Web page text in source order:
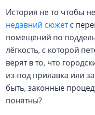
История не то чтобы
недавний сюжетс
помещений по
лёгкость, с которой
верят в то, что
из-под прилавка или
быть, законные
понятны?